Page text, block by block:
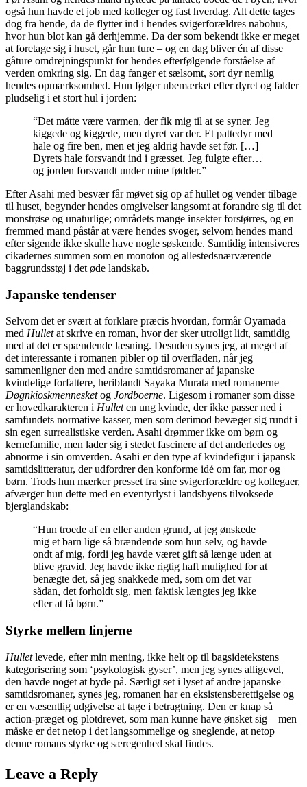
også hun havde et job med kolleger og fast hverdag. Alt dette tages
dog fra hende, da de flytter ind i hendes svigerforældres nabohus,
hvor hun blot kan gå derhjemme. Da der som bekendt ikke er meget
at foretage sig i huset, går hun ture – og en dag bliver én af disse
gåture omdrejningspunkt for hendes efterfølgende forståelse af
verden omkring sig. En dag fanger et sælsomt, sort dyr nemlig
hendes opmærksomhed. Hun følger ubemærket efter dyret og falder
pludselig i et stort hul i jorden:
“Det måtte være varmen, der fik mig til at se syner. Jeg
kiggede og kiggede, men dyret var der. Et pattedyr med
hale og fire ben, men et jeg aldrig havde set før. […]
Dyrets hale forsvandt ind i græsset. Jeg fulgte efter…
og jorden forsvandt under mine fødder.”
Efter Asahi med besvær får møvet sig op af hullet og vender tilbage
til huset, begynder hendes omgivelser langsomt at forandre sig til det
monstrøse og unaturlige; områdets mange insekter forstørres, og en
fremmed mand påstår at være hendes svoger, selvom hendes mand
efter sigende ikke skulle have nogle søskende. Samtidig intensiveres
cikadernes summen som en monoton og allestedsnærværende
baggrundsstøj i det øde landskab.
Japanske tendenser
Selvom det er svært at forklare præcis hvordan, formår Oyamada
med Hulletat skrive en roman, hvor der sker utroligt lidt, samtidig
med at det er spændende læsning. Desuden synes jeg, at meget af
det interessante i romanen pibler op til overfladen, når jeg
sammenligner den med andre samtidsromaner af japanske
kvindelige forfattere, heriblandt Sayaka Murata med romanerne
Døgnkioskmennesketog Jordboerne. Ligesom i romaner som disse
er hovedkarakteren i Hulleten ung kvinde, der ikke passer ned i
samfundets normative kasser, men som derimod bevæger sig rundt i
sin egen surrealistiske verden. Asahi drømmer ikke om børn og
kernefamilie, men lader sig i stedet fascinere af det anderledes og
abnorme i sin omverden. Asahi er den type af kvindefigur i japansk
samtidslitteratur, der udfordrer den konforme idé om far, mor og
børn. Trods hun mærker presset fra sine svigerforældre og kollegaer,
afværger hun dette med en eventyrlyst i landsbyens tilvoksede
bjerglandskab:
“Hun troede af en eller anden grund, at jeg ønskede
mig et barn lige så brændende som hun selv, og havde
ondt af mig, fordi jeg havde været gift så længe uden at
blive gravid. Jeg havde ikke rigtig haft mulighed for at
benægte det, så jeg snakkede med, som om det var
sådan, det forholdt sig, men faktisk længtes jeg ikke
efter at få børn.”
Styrke mellem linjerne
Hulletlevede, efter min mening, ikke helt op til bagsidetekstens
kategorisering som ‘psykologisk gyser’, men jeg synes alligevel,
den havde noget at byde på. Særligt set i lyset af andre japanske
samtidsromaner, synes jeg, romanen har en eksistensberettigelse og
er en væsentlig udgivelse at tage i betragtning. Den er knap så
action-præget og plotdrevet, som man kunne have ønsket sig – men
måske er det netop i det langsommelige og sneglende, at netop
denne romans styrke og særegenhed skal findes.
Leave a Reply